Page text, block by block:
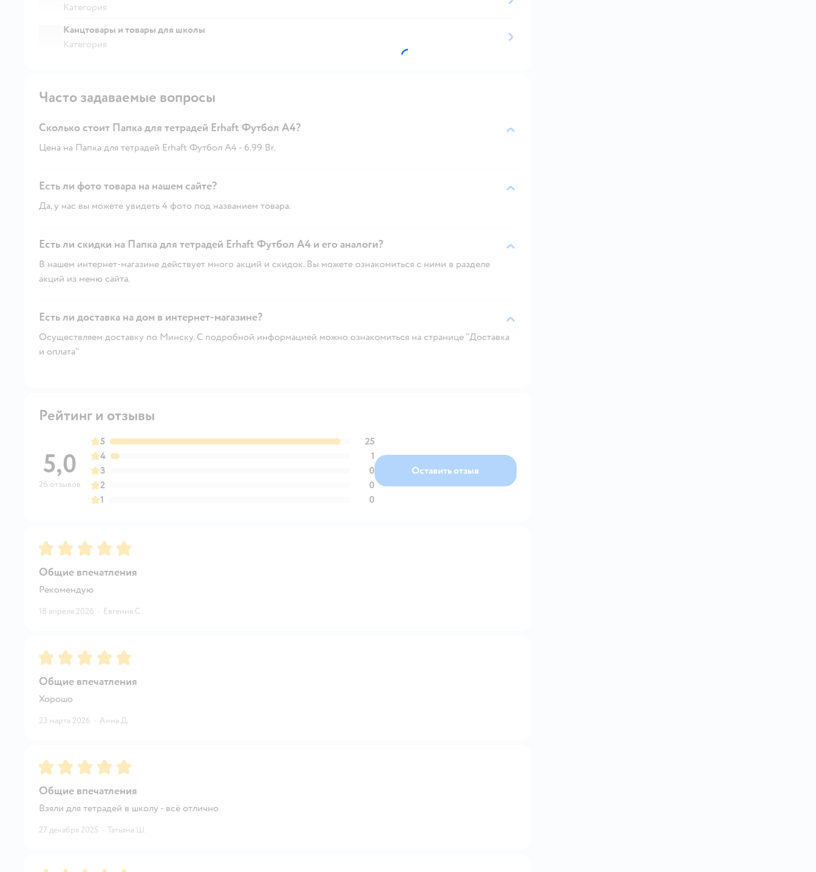
Категория
Канцтовары и товары для школы
Категория
Часто задаваемые вопросы
Сколько стоит Папка для тетрадей Erhaft Футбол А4?
Цена на Папка для тетрадей Erhaft Футбол А4 - 6.99 Br.
Есть ли фото товара на нашем сайте?
Да, у нас вы можете увидеть 4 фото под названием товара.
Есть ли скидки на Папка для тетрадей Erhaft Футбол А4 и его аналоги?
В нашем интернет-магазине действует много акций и скидок. Вы можете ознакомиться с ними в разделе
акций из меню сайта.
Есть ли доставка на дом в интернет-магазине?
Осуществляем доставку по Минску. С подробной информацией можно ознакомиться на странице "Доставка
и оплата"
Рейтинг и отзывы
5,0
26 отзывов
5
25
4
1
3
0
2
0
1
0
Оставить отзыв
Рейтинг:5
Общие впечатления
Рекомендую
18 апреля 2026 · Евгения С.
Рейтинг:5
Общие впечатления
Хорошо
23 марта 2026 · Анна Д.
Рейтинг:5
Общие впечатления
Взяли для тетрадей в школу - всё отлично
27 декабря 2025 · Татьяна Ш.